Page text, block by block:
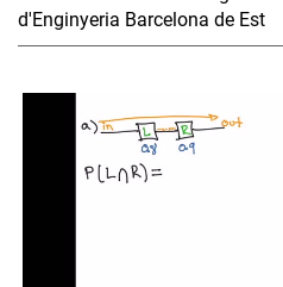
d'Enginyeria Barcelona de Est